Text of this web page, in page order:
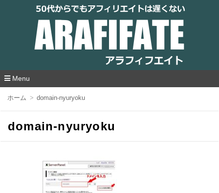
アラフィフエイト｜ 50代からでもアフィリ
エイトは遅くない
Menu
移
ホーム domain-nyuryoku
domain-nyuryoku